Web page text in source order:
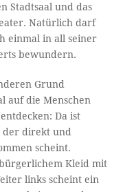
Stadtsaal und das
Natürlich darf
einmal in all seiner
bewundern.
Grund
auf die Menschen
Da ist
der direkt und
scheint.
Kleid mit
links scheint ein